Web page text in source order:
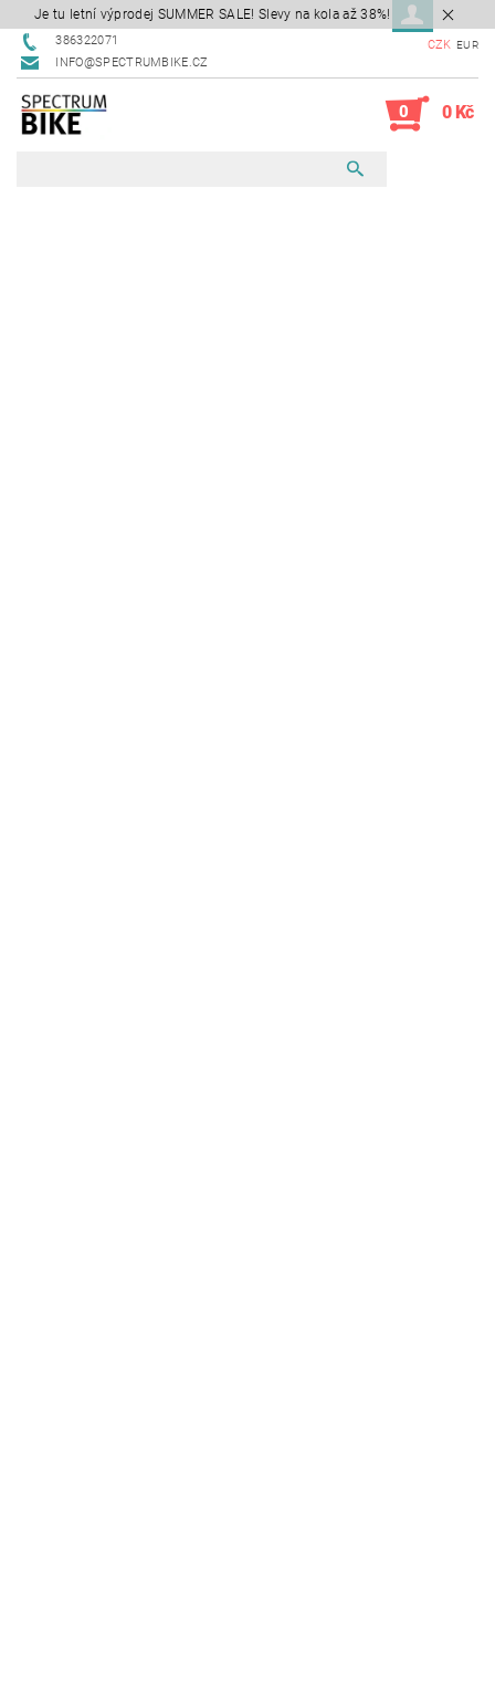
Je tu letní výprodej SUMMER SALE! Slevy na kola až 38%!
386322071
INFO@SPECTRUMBIKE.CZ
CZK EUR
0 0 Kč